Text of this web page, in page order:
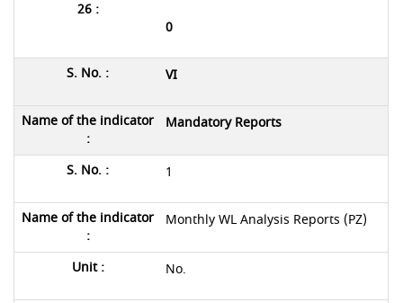
0
VI
Mandatory Reports
1
Monthly WL Analysis Reports (PZ)
No.